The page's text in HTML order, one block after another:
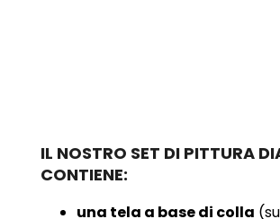
IL NOSTRO SET DI PITTURA
CONTIENE:
una tela a base di colla